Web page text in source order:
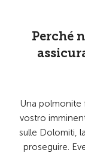
Perché
Una polmonite
vostro
sulle Dolomiti,
proseguire.